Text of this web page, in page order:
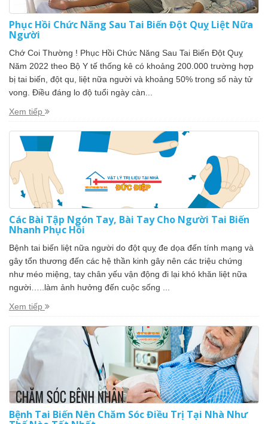
Phục Hồi Chức Năng Sau Tai Biến Đột Quỵ Liệt Nữa
Người
Chớ Coi Thường ! Phục Hồi Chức Năng Sau Tai Biến Đột Quỵ
Năm 2022 theo Bộ Y tế thống kê có khoảng 200.000 trường hợp
bị tai biến, đột qu, liệt nữa người và khoảng 50% trong số này tử
vong. Điều đáng lo độ tuổi ngày càn...
Xem tiếp
Các Bài Tập Ngón Tay, Bài Tay Cho Người Tai Biến
Nhanh Phục Hồi
Bệnh tai biến liệt nữa người do đột quỵ đe dọa đến tính mạng và
gây tổn thương đến các hệ thần kinh gây nên các triệu chứng
như méo miệng, tay chân yếu vận động đi lại khó khăn liệt nữa
người…..làm ảnh hưởng đến cuộc sống ...
Xem tiếp
Bệnh Tai Biến Nên Chăm Sóc Điều Trị Tại Nhà Như